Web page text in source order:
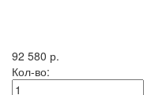
92 580 р.
Кол-во: